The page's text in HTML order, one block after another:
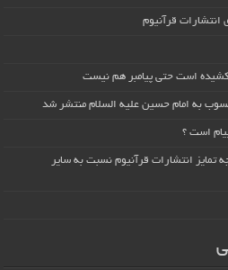
انتشارات قرآنیوم
است حتی پیامبر هم نیست
به امام حسین علیه السلام منتشر شد
است ؟
تمایز انتشارات قرآنیوم نسبت به سایر